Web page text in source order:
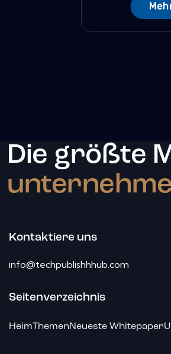
Die größte
Kontaktiere uns
info@techpublishhhub.com
Seitenverzeichnis
HeimThemenNeueste Whitepaper